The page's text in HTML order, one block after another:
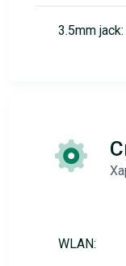
3.5mm jack:
WLAN: